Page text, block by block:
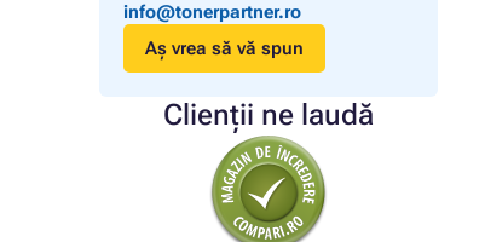
info@tonerpartner.ro
Aș vrea să vă spun
Clienții ne laudă